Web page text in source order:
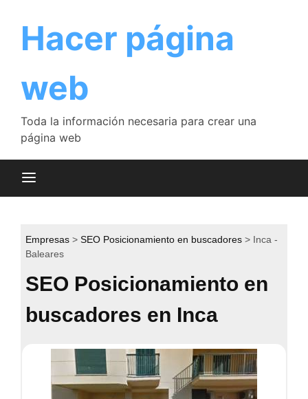
contenido
Hacer página
web
Toda la información necesaria para crear una
página web
Empresas SEO Posicionamiento en buscadores
Inca -
Baleares
SEO Posicionamiento en
buscadores en Inca